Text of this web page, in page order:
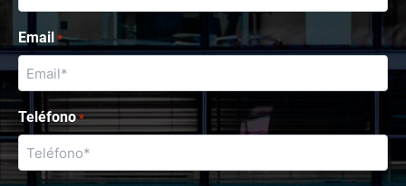
Email *
Teléfono *